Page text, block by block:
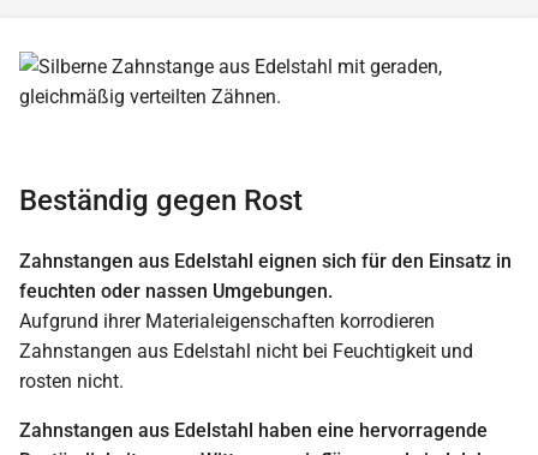
Beständig gegen Rost
Zahnstangen aus Edelstahl eignen sich für den Einsatz in
feuchten oder nassen Umgebungen.
Aufgrund ihrer Materialeigenschaften korrodieren
Zahnstangen aus Edelstahl nicht bei Feuchtigkeit und
rosten nicht.
Zahnstangen aus Edelstahl haben eine hervorragende